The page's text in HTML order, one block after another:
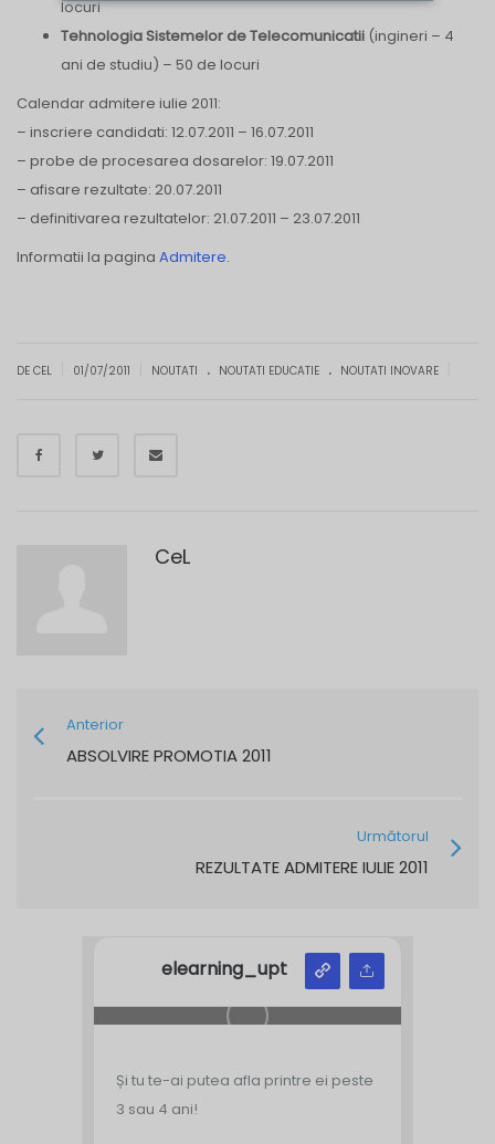
locuri
Tehnologia Sistemelor de Telecomunicatii (ingineri – 4
ani de studiu) – 50 de locuri
Calendar admitere iulie 2011:
– inscriere candidati: 12.07.2011 – 16.07.2011
– probe de procesarea dosarelor: 19.07.2011
– afisare rezultate: 20.07.2011
– definitivarea rezultatelor: 21.07.2011 – 23.07.2011
Informatii la pagina Admitere.
DE CEL 01/07/2011 NOUTATI . NOUTATI EDUCATIE . NOUTATI INOVARE
CeL
Anterior
ABSOLVIRE PROMOTIA 2011
Următorul
REZULTATE ADMITERE IULIE 2011
elearning_upt
Și tu te-ai putea afla printre ei peste
3 sau 4 ani!